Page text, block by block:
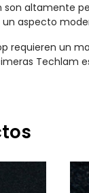
son altamente
aspecto
requieren un
Techlam